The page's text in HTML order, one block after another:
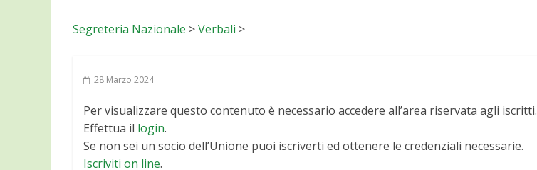
Segreteria Nazionale >Verbali >
28 Marzo 2024
Per visualizzare questo contenuto è necessario accedere all’area riservata agli iscritti.
Effettua il login.
Se non sei un socio dell’Unione puoi iscriverti ed ottenere le credenziali necessarie.
Iscriviti on line.